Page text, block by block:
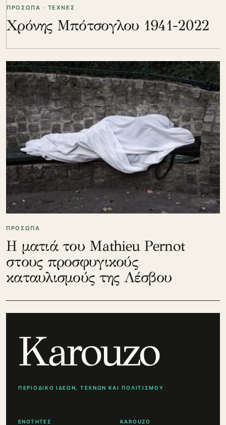
ΠΡΟΣΩΠΑ · ΤΕΧΝΕΣ
Χρόνης Μπότσογλου 1941-2022
ΠΡΟΣΩΠΑ
Η ματιά του Mathieu Pernot
στους προσφυγικούς
καταυλισμούς της Λέσβου
Karouzo
ΠΕΡΙΟΔΙΚΟ ΙΔΕΩΝ, ΤΕΧΝΩΝ ΚΑΙ ΠΟΛΙΤΙΣΜΟΥ
ΕΝΟΤΗΤΕΣ KAROUZO